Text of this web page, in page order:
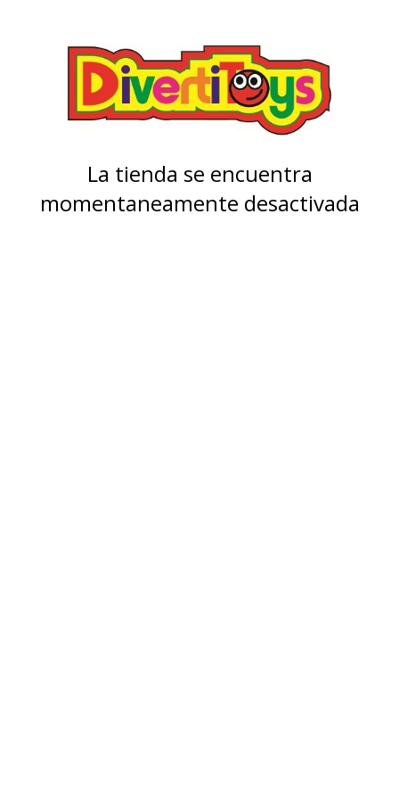
La tienda se encuentra
momentaneamente desactivada